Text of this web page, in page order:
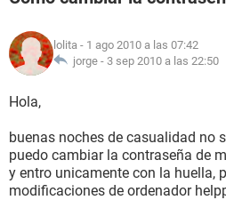
lolita - 1 ago 2010 a las 07:42
jorge - 3 sep 2010 a las 22:50
Hola,
buenas noches de casualidad no
puedo cambiar la contraseña de
y entro unicamente con la huella,
modificaciones de ordenador